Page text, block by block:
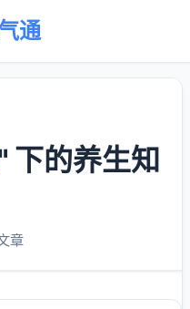
通
下的养生知
章